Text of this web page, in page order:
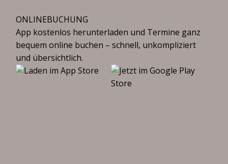
ONLINEBUCHUNG
App kostenlos herunterladen und Termine ganz
bequem online buchen – schnell, unkompliziert
und übersichtlich.